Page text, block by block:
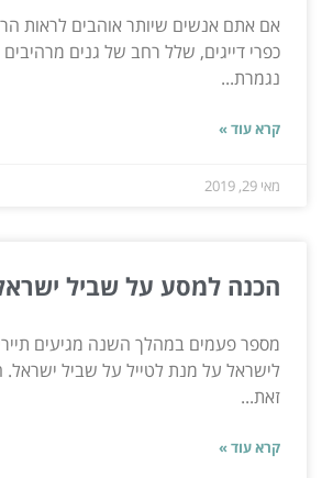
אם אתם אנשים שיותר אוהבים לראות
כפרי דייגים, שלל רחב של גנים
נגמרת...
קרא עוד »
מאי 29, 2019
הכנה למסע על שביל
מספר פעמים במהלך השנה מגיעים
לישראל על מנת לטייל על שביל
זאת...
קרא עוד »